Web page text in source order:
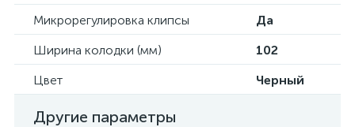
Микрорегулировка клипсы
Да
Ширина колодки (мм)
102
Цвет
Черный
Другие параметры